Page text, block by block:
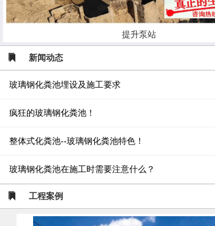
提升泵站
新闻动态
玻璃钢化粪池埋设及施工要求
疯狂的玻璃钢化粪池！
整体式化粪池--玻璃钢化粪池特色！
玻璃钢化粪池在施工时需要注意什么？
工程案例